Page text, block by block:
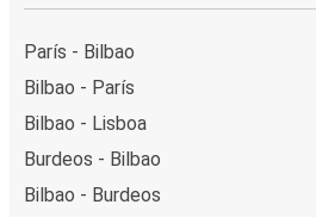
París - Bilbao
Bilbao - París
Bilbao - Lisboa
Burdeos - Bilbao
Bilbao - Burdeos